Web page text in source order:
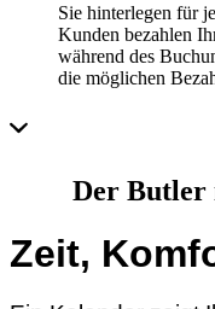
Sie hinterlegen für
Kunden bezahlen
während des
die möglichen
Der Butler
Zeit,